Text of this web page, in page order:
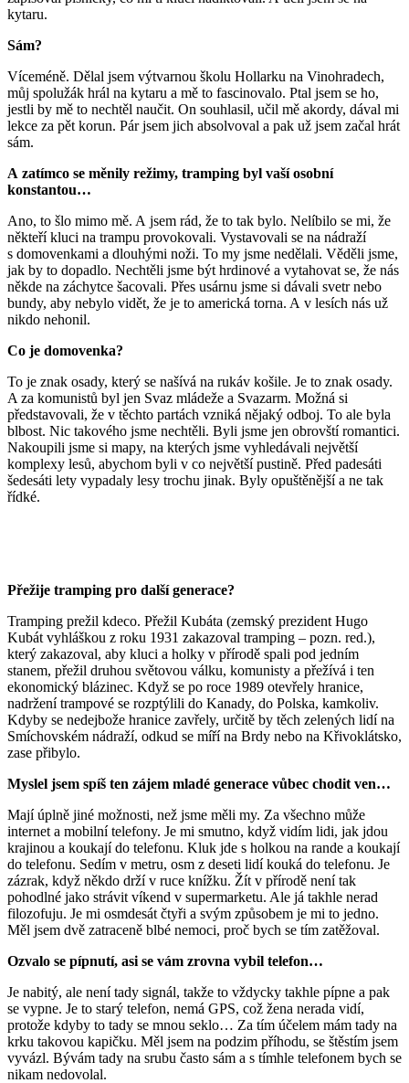
kytaru.
Sám?
Víceméně. Dělal jsem výtvarnou školu Hollarku na Vinohradech,
můj spolužák hrál na kytaru a mě to fascinovalo. Ptal jsem se ho,
jestli by mě to nechtěl naučit. On souhlasil, učil mě akordy, dával mi
lekce za pět korun. Pár jsem jich absolvoval a pak už jsem začal hrát
sám.
A zatímco se měnily režimy, tramping byl vaší osobní
konstantou…
Ano, to šlo mimo mě. A jsem rád, že to tak bylo. Nelíbilo se mi, že
někteří kluci na trampu provokovali. Vystavovali se na nádraží
s domovenkami a dlouhými noži. To my jsme nedělali. Věděli jsme,
jak by to dopadlo. Nechtěli jsme být hrdinové a vytahovat se, že nás
někde na záchytce šacovali. Přes usárnu jsme si dávali svetr nebo
bundy, aby nebylo vidět, že je to americká torna. A v lesích nás už
nikdo nehonil.
Co je domovenka?
To je znak osady, který se našívá na rukáv košile. Je to znak osady.
A za komunistů byl jen Svaz mládeže a Svazarm. Možná si
představovali, že v těchto partách vzniká nějaký odboj. To ale byla
blbost. Nic takového jsme nechtěli. Byli jsme jen obrovští romantici.
Nakoupili jsme si mapy, na kterých jsme vyhledávali největší
komplexy lesů, abychom byli v co největší pustině. Před padesáti
šedesáti lety vypadaly lesy trochu jinak. Byly opuštěnější a ne tak
řídké.
Přežije tramping pro další generace?
Tramping prežil kdeco. Přežil Kubáta (zemský prezident Hugo
Kubát vyhláškou z roku 1931 zakazoval tramping – pozn. red.),
který zakazoval, aby kluci a holky v přírodě spali pod jedním
stanem, přežil druhou světovou válku, komunisty a přežívá i ten
ekonomický blázinec. Když se po roce 1989 otevřely hranice,
nadržení trampové se rozptýlili do Kanady, do Polska, kamkoliv.
Kdyby se nedejbože hranice zavřely, určitě by těch zelených lidí na
Smíchovském nádraží, odkud se míří na Brdy nebo na Křivoklátsko,
zase přibylo.
Myslel jsem spíš ten zájem mladé generace vůbec chodit ven…
Mají úplně jiné možnosti, než jsme měli my. Za všechno může
internet a mobilní telefony. Je mi smutno, když vidím lidi, jak jdou
krajinou a koukají do telefonu. Kluk jde s holkou na rande a koukají
do telefonu. Sedím v metru, osm z deseti lidí kouká do telefonu. Je
zázrak, když někdo drží v ruce knížku. Žít v přírodě není tak
pohodlné jako strávit víkend v supermarketu. Ale já takhle nerad
filozofuju. Je mi osmdesát čtyři a svým způsobem je mi to jedno.
Měl jsem dvě zatraceně blbé nemoci, proč bych se tím zatěžoval.
Ozvalo se pípnutí, asi se vám zrovna vybil telefon…
Je nabitý, ale není tady signál, takže to vždycky takhle pípne a pak
se vypne. Je to starý telefon, nemá GPS, což žena nerada vidí,
protože kdyby to tady se mnou seklo… Za tím účelem mám tady na
krku takovou kapičku. Měl jsem na podzim příhodu, se štěstím jsem
vyvázl. Bývám tady na srubu často sám a s tímhle telefonem bych se
nikam nedovolal.